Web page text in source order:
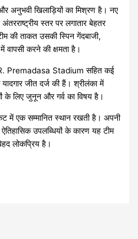
अनुभवी खिलाड़ियों का मिश्रण है। नए
स्तर पर लगातार बेहतर
की ताकत उसकी स्पिन गेंदबाजी,
वापसी करने की क्षमता है।
Premadasa Stadium सहित कई
जीत दर्ज की हैं। श्रीलंका में
लिए जुनून और गर्व का विषय है।
में एक सम्मानित स्थान रखती है। अपनी
उपलब्धियों के कारण यह टीम
लोकप्रिय है।